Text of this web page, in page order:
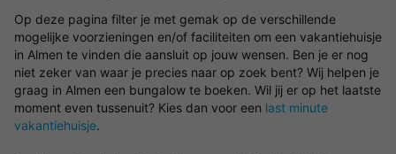
Op deze pagina filter je met gemak op de verschillende
mogelijke voorzieningen en/of faciliteiten om een vakantiehuisje
in Almen te vinden die aansluit op jouw wensen. Ben je er nog
niet zeker van waar je precies naar op zoek bent? Wij helpen je
graag in Almen een bungalow te boeken. Wil jij er op het laatste
moment even tussenuit? Kies dan voor een last minute
vakantiehuisje.